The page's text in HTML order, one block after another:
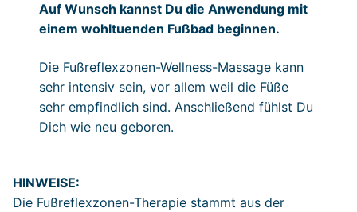
Auf Wunsch kannst Du die Anwendung mit
einem wohltuenden Fußbad beginnen.
Die Fußreflexzonen-Wellness-Massage kann
sehr intensiv sein, vor allem weil die Füße
sehr empfindlich sind. Anschließend fühlst Du
Dich wie neu geboren.
HINWEISE:
Die Fußreflexzonen-Therapie stammt aus der